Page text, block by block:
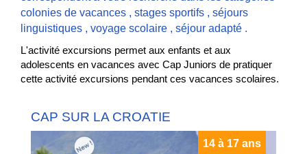
colonies de vacances , stages sportifs , séjours
linguistiques , voyage scolaire , séjour adapté .
L'activité excursions permet aux enfants et aux
adolescents en vacances avec Cap Juniors de pratiquer
cette activité excursions pendant ces vacances scolaires.
CAP SUR LA CROATIE
14 à 17 ans